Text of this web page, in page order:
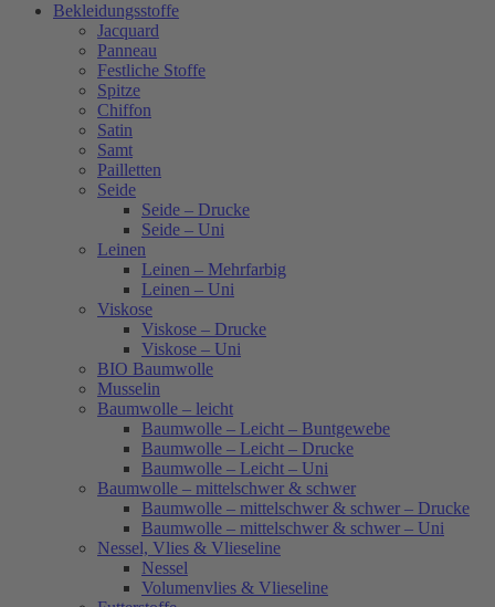
Bekleidungsstoffe
Jacquard
Panneau
Festliche Stoffe
Spitze
Chiffon
Satin
Samt
Pailletten
Seide
Seide – Drucke
Seide – Uni
Leinen
Leinen – Mehrfarbig
Leinen – Uni
Viskose
Viskose – Drucke
Viskose – Uni
BIO Baumwolle
Musselin
Baumwolle – leicht
Baumwolle – Leicht – Buntgewebe
Baumwolle – Leicht – Drucke
Baumwolle – Leicht – Uni
Baumwolle – mittelschwer & schwer
Baumwolle – mittelschwer & schwer – Drucke
Baumwolle – mittelschwer & schwer – Uni
Nessel, Vlies & Vlieseline
Nessel
Volumenvlies & Vlieseline